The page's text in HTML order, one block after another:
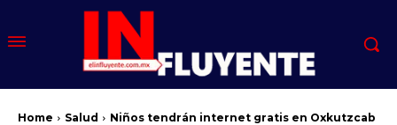
Home Salud Niños tendrán internet gratis en Oxkutzcab